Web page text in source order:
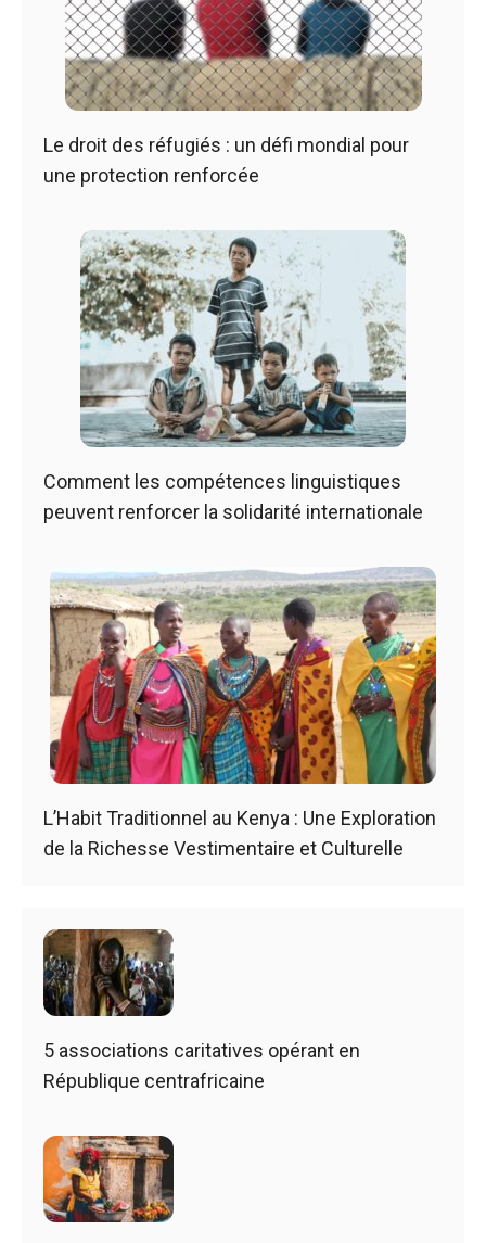
Le droit des réfugiés : un défi mondial pour
une protection renforcée
Comment les compétences linguistiques
peuvent renforcer la solidarité internationale
L’Habit Traditionnel au Kenya : Une Exploration
de la Richesse Vestimentaire et Culturelle
5 associations caritatives opérant en
République centrafricaine